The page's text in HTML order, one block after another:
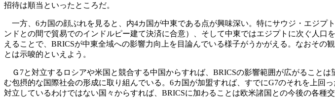
招待は順当といったところだ。
一方、6カ国の顔ぶれを見ると、内4カ国が中東である点が興味深い。特にサウジ・エジプ
ンドとの間で貿易でのインドルピー建て決済に合意）、そして中東ではエジプトに次ぐ人
えることで、BRICSが中東全域への影響力向上を目論んでいる様子がうかがえる。なおそ
とは示唆的といえよう。
Ｇ7と対立するロシアや米国と競合する中国からすれば、BRICSの影響範囲が広がること
む包摂的な国際社会の形成に取り組んでいる。6カ国が加盟すれば、すでにG7のそれを上回
対立しているわけではない国々からすれば、BRICSに加わることは欧米諸国との今後の各種